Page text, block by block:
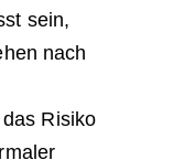
sein,
nach
Risiko